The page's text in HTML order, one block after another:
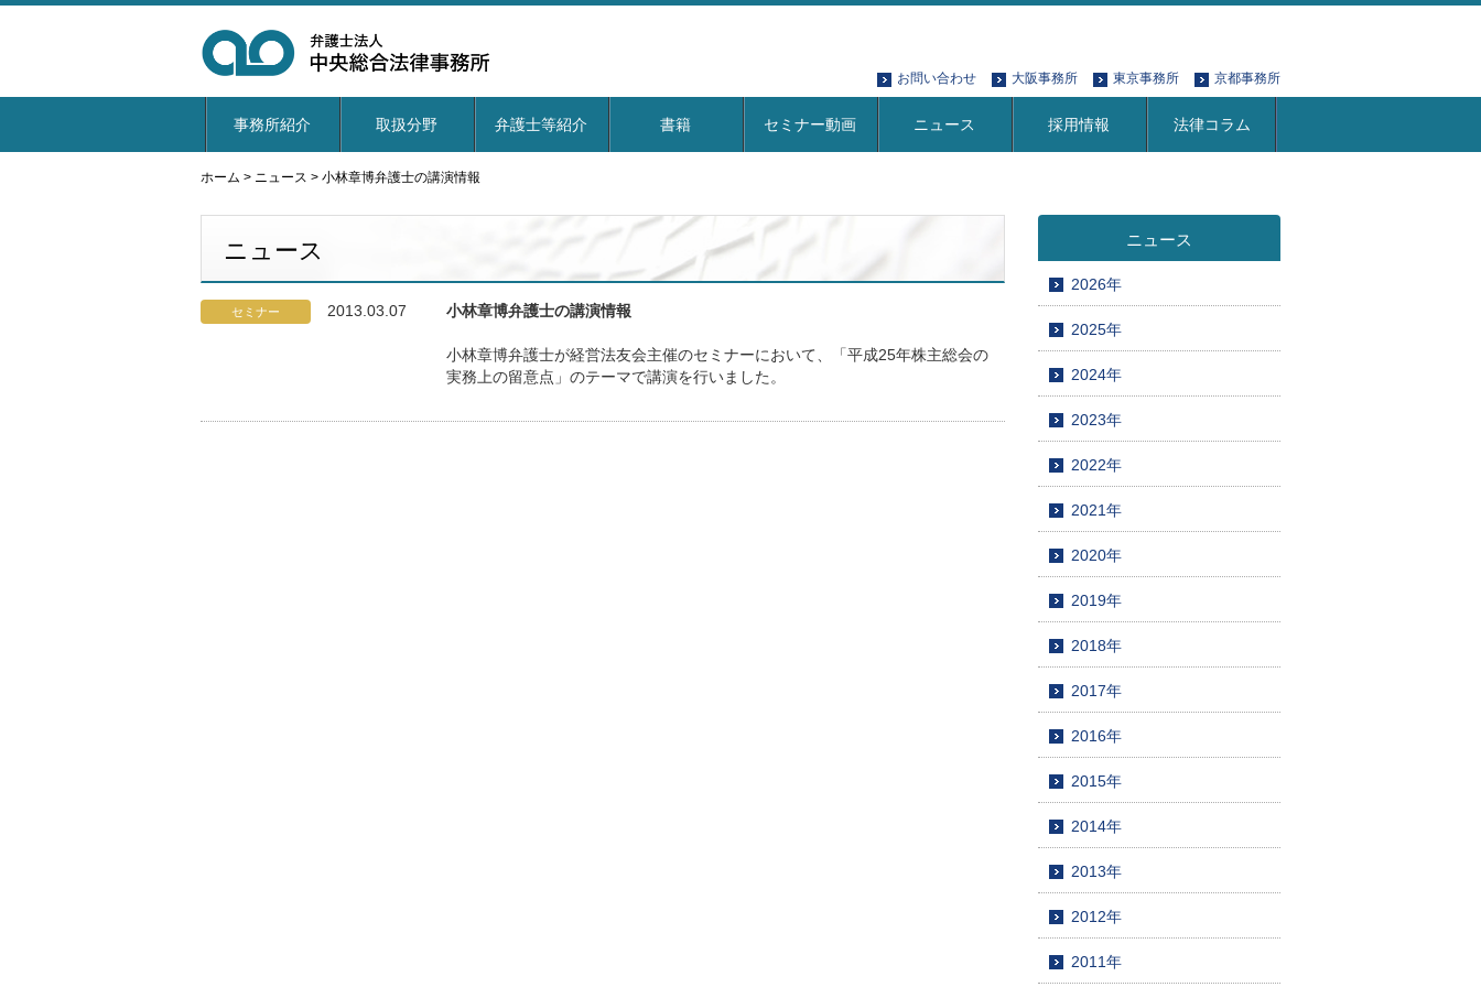
お問い合わせ 大阪事務所 東京事務所 京都事務所
事務所紹介 取扱分野 弁護士等紹介 書籍 セミナー動画 ニュース 採用情報 法律コラム
ホーム > ニュース > 小林章博弁護士の講演情報
ニュース
セミナー 2013.03.07 小林章博弁護士の講演情報
小林章博弁護士が経営法友会主催のセミナーにおいて、「平成25年株主総会の
実務上の留意点」のテーマで講演を行いました。
ニュース
2026年
2025年
2024年
2023年
2022年
2021年
2020年
2019年
2018年
2017年
2016年
2015年
2014年
2013年
2012年
2011年